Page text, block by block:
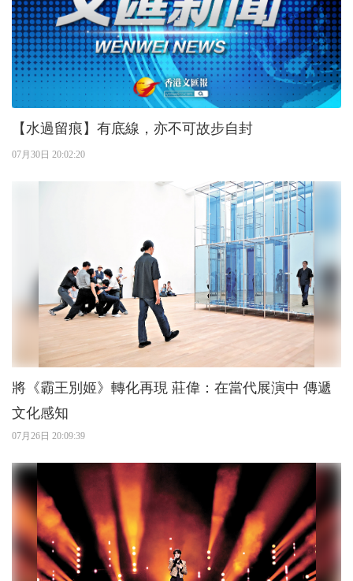
【水過留痕】有底線，亦不可故步自封
07月30日 20:02:20
將《霸王別姬》轉化再現 莊偉：在當代展演中 傳遞
文化感知
07月26日 20:09:39